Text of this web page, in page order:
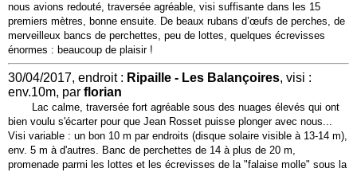
nous avions redouté, traversée agréable, visi suffisante dans les 15
premiers mètres, bonne ensuite. De beaux rubans d’œufs de perches, de
merveilleux bancs de perchettes, peu de lottes, quelques écrevisses
énormes : beaucoup de plaisir !
30/04/2017, endroit : Ripaille - Les Balançoires, visi :
env.10m, par florian
Lac calme, traversée fort agréable sous des nuages élevés qui ont
bien voulu s'écarter pour que Jean Rosset puisse plonger avec nous...
Visi variable : un bon 10 m par endroits (disque solaire visible à 13-14 m),
env. 5 m à d'autres. Banc de perchettes de 14 à plus de 20 m,
promenade parmi les lottes et les écrevisses de la "falaise molle" sous la